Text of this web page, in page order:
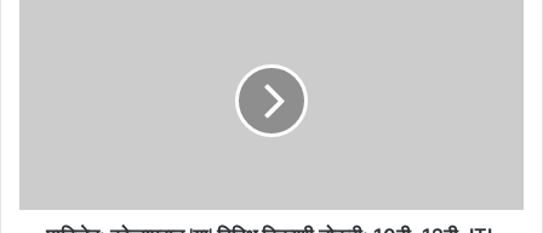
ITI,